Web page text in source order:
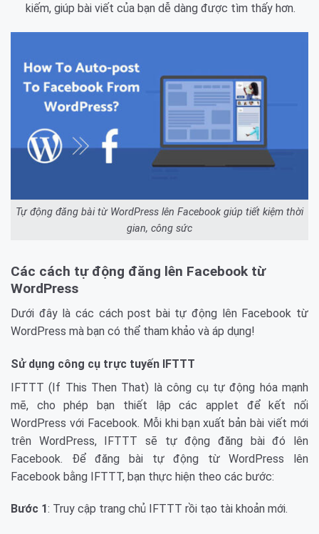
kiếm, giúp bài viết của bạn dễ dàng được tìm thấy hơn.
Tự động đăng bài từ WordPress lên Facebook giúp tiết kiệm thời
gian, công sức
Các cách tự động đăng lên Facebook từ
WordPress
Dưới đây là các cách post bài tự động lên Facebook từ
WordPress mà bạn có thể tham khảo và áp dụng!
Sử dụng công cụ trực tuyến IFTTT
IFTTT (If This Then That) là công cụ tự động hóa mạnh
mẽ, cho phép bạn thiết lập các applet để kết nối
WordPress với Facebook. Mỗi khi bạn xuất bản bài viết mới
trên WordPress, IFTTT sẽ tự động đăng bài đó lên
Facebook. Để đăng bài tự động từ WordPress lên
Facebook bằng IFTTT, bạn thực hiện theo các bước:
Bước 1: Truy cập trang chủ IFTTT rồi tạo tài khoản mới.